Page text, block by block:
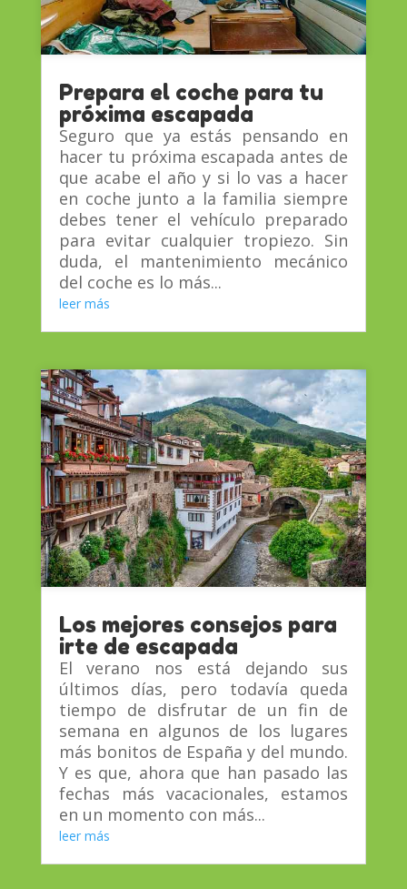
Prepara el coche para tu
próxima escapada
Seguro que ya estás pensando en
hacer tu próxima escapada antes de
que acabe el año y si lo vas a hacer
en coche junto a la familia siempre
debes tener el vehículo preparado
para evitar cualquier tropiezo. Sin
duda, el mantenimiento mecánico
del coche es lo más...
leer más
Los mejores consejos para
irte de escapada
El verano nos está dejando sus
últimos días, pero todavía queda
tiempo de disfrutar de un fin de
semana en algunos de los lugares
más bonitos de España y del mundo.
Y es que, ahora que han pasado las
fechas más vacacionales, estamos
en un momento con más...
leer más